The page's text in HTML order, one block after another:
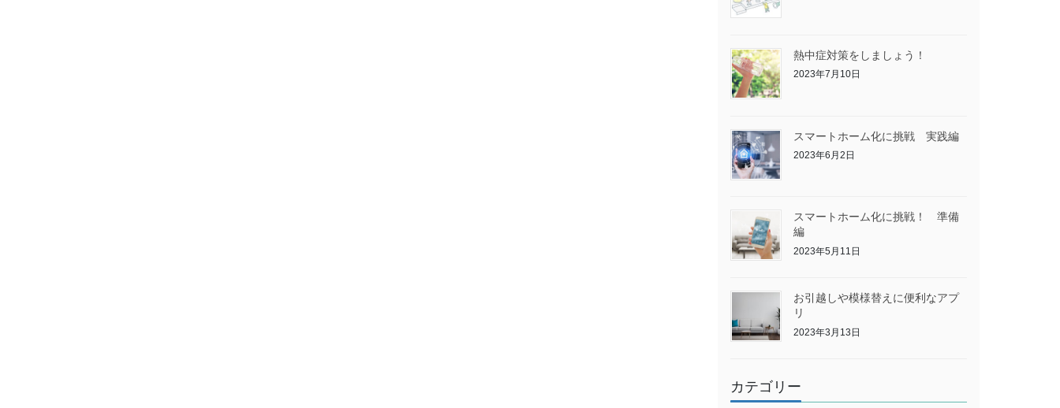
熱中症対策をしましょう！
2023年7月10日
スマートホーム化に挑戦 実践編
2023年6月2日
スマートホーム化に挑戦！ 準備
編
2023年5月11日
お引越しや模様替えに便利なアプ
リ
2023年3月13日
カテゴリー